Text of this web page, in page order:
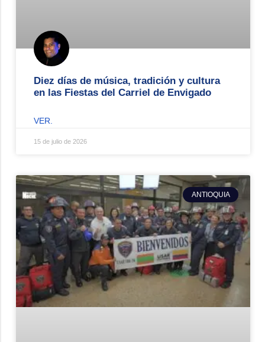
Diez días de música, tradición y cultura
en las Fiestas del Carriel de Envigado
VER.
15 de julio de 2026
ANTIOQUIA